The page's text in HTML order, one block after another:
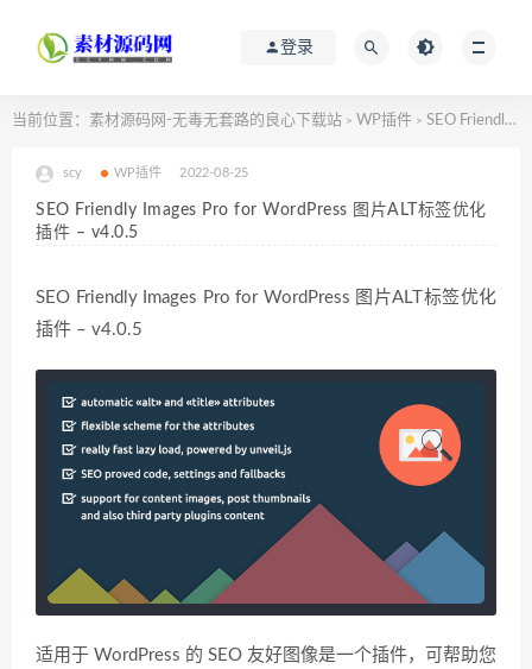
登录
当前位置： 素材源码网-无毒无套路的良心下载站 > WP插件 > SEO Friendly Images Pro for WordPress 图片ALT标签优化插件 – v4.0.5
scy WP插件 2022-08-25
SEO Friendly Images Pro for WordPress 图片ALT标签优化
插件 – v4.0.5
SEO Friendly Images Pro for WordPress 图片ALT标签优化
插件 – v4.0.5
适用于 WordPress 的 SEO 友好图像是一个插件，可帮助您